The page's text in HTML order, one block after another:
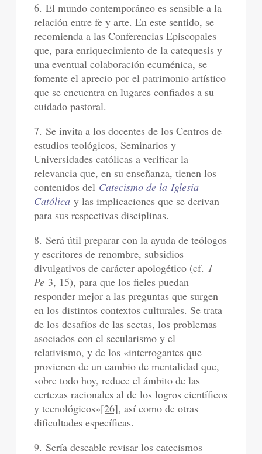
6. El mundo contemporáneo es sensible a la
relación entre fe y arte. En este sentido, se
recomienda a las Conferencias Episcopales
que, para enriquecimiento de la catequesis y
una eventual colaboración ecuménica, se
fomente el aprecio por el patrimonio artístico
que se encuentra en lugares confiados a su
cuidado pastoral.
7. Se invita a los docentes de los Centros de
estudios teológicos, Seminarios y
Universidades católicas a verificar la
relevancia que, en su enseñanza, tienen los
contenidos del Catecismo de la Iglesia
Católica y las implicaciones que se derivan
para sus respectivas disciplinas.
8. Será útil preparar con la ayuda de teólogos
y escritores de renombre, subsidios
divulgativos de carácter apologético (cf. 1
Pe 3, 15), para que los fieles puedan
responder mejor a las preguntas que surgen
en los distintos contextos culturales. Se trata
de los desafíos de las sectas, los problemas
asociados con el secularismo y el
relativismo, y de los «interrogantes que
provienen de un cambio de mentalidad que,
sobre todo hoy, reduce el ámbito de las
certezas racionales al de los logros científicos
y tecnológicos»[26], así como de otras
dificultades específicas.
9. Sería deseable revisar los catecismos